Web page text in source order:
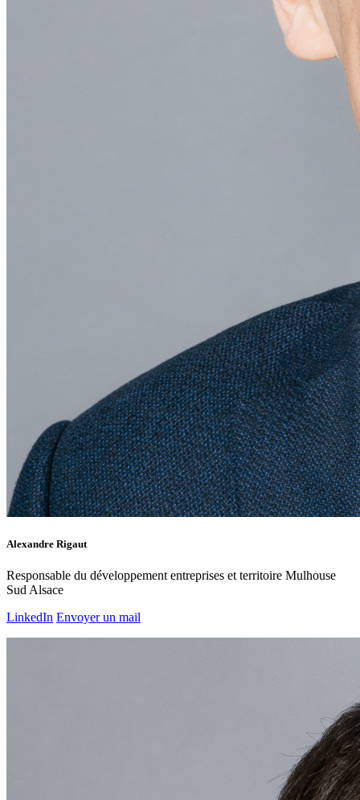
Alexandre Rigaut
Responsable du développement entreprises et territoire Mulhouse
Sud Alsace
LinkedIn Envoyer un mail